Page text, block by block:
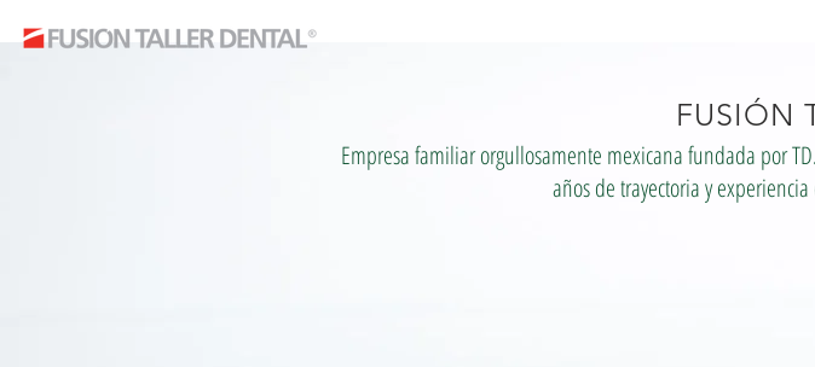
FUSIÓN
Empresa familiar orgullosamente mexicana fundada por
años de trayectoria y